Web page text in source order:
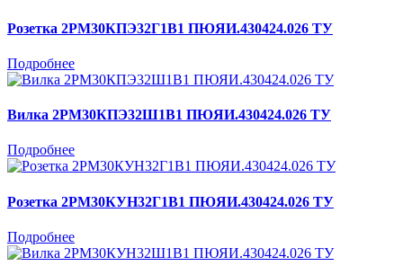
Розетка 2РМ30КПЭ32Г1В1 ПЮЯИ.430424.026 ТУ
Подробнее
Вилка 2РМ30КПЭ32Ш1В1 ПЮЯИ.430424.026 ТУ
Подробнее
Розетка 2РМ30КУН32Г1В1 ПЮЯИ.430424.026 ТУ
Подробнее